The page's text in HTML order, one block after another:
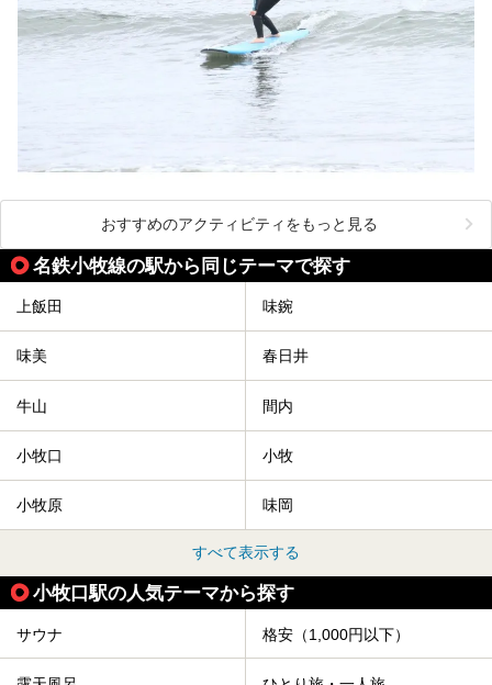
おすすめのアクティビティをもっと見る
名鉄小牧線の駅から同じテーマで探す
上飯田 味鋺
味美 春日井
牛山 間内
小牧口 小牧
小牧原 味岡
すべて表示する
小牧口駅の人気テーマから探す
サウナ 格安（1,000円以下）